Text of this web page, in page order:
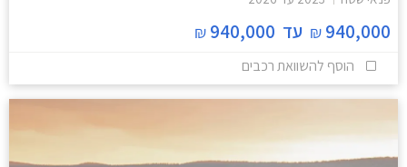
940,000
₪ עד 940,000
₪
הוסף להשוואת רכבים